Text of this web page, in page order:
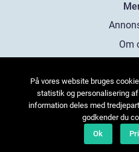
Om
På vores website bruges
statistik og personalisering
information deles med
godkender du
Ok